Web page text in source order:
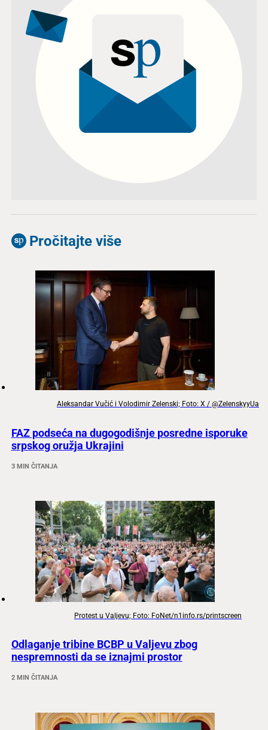
Pročitajte više
Aleksandar Vučić i Volodimir Zelenski; Foto: X / @ZelenskyyUa
FAZ podseća na dugogodišnje posredne isporuke
srpskog oružja Ukrajini
3 MIN ČITANJA
Protest u Valjevu; Foto: FoNet/n1info.rs/printscreen
Odlaganje tribine BCBP u Valjevu zbog
nespremnosti da se iznajmi prostor
2 MIN ČITANJA